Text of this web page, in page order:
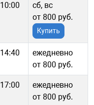
10:00
сб, вс
от 800 руб.
Купить
14:40
ежедневно
от 800 руб.
17:00
ежедневно
от 800 руб.